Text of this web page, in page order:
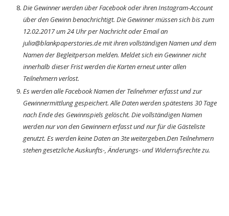
Die Gewinner werden über Facebook oder ihren Instagram-Account
über den Gewinn benachrichtigt. Die Gewinner müssen sich bis zum
12.02.2017 um 24 Uhr per Nachricht oder Email an
julia@blankpaperstories.demit ihren vollständigen Namen und dem
Namen der Begleitperson melden. Meldet sich ein Gewinner nicht
innerhalb dieser Frist werden die Karten erneut unter allen
Teilnehmern verlost.
Es werden alle Facebook Namen der Teilnehmer erfasst und zur
Gewinnermittlung gespeichert. Alle Daten werden spätestens 30 Tage
nach Ende des Gewinnspiels gelöscht. Die vollständigen Namen
werden nur von den Gewinnern erfasst und nur für die Gästeliste
genutzt. Es werden keine Daten an 3te weitergeben.Den Teilnehmern
stehen gesetzliche Auskunfts-, Änderungs- und Widerrufsrechte zu.